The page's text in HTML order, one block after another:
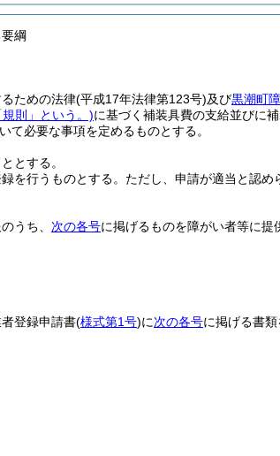
綱
ための法律(平成17年法律第123号)及び黒潮町
則」という。)に基づく補装具費の支給並びに
て必要な事項を定めるものとする。
とする。
を行うものとする。 ただし、申請が適当と認め
うち、 次の各号に掲げるものを障がい者等に提
登録申請書(様式第1号)に次の各号に掲げる書